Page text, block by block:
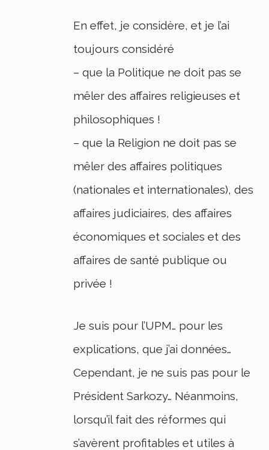
En effet, je considère, et je l’ai
toujours considéré
– que la Politique ne doit pas se
mêler des affaires religieuses et
philosophiques !
– que la Religion ne doit pas se
mêler des affaires politiques
(nationales et internationales), des
affaires judiciaires, des affaires
économiques et sociales et des
affaires de santé publique ou
privée !
Je suis pour l’UPM… pour les
explications, que j’ai données…
Cependant, je ne suis pas pour le
Président Sarkozy… Néanmoins,
lorsqu’il fait des réformes qui
s’avèrent profitables et utiles à